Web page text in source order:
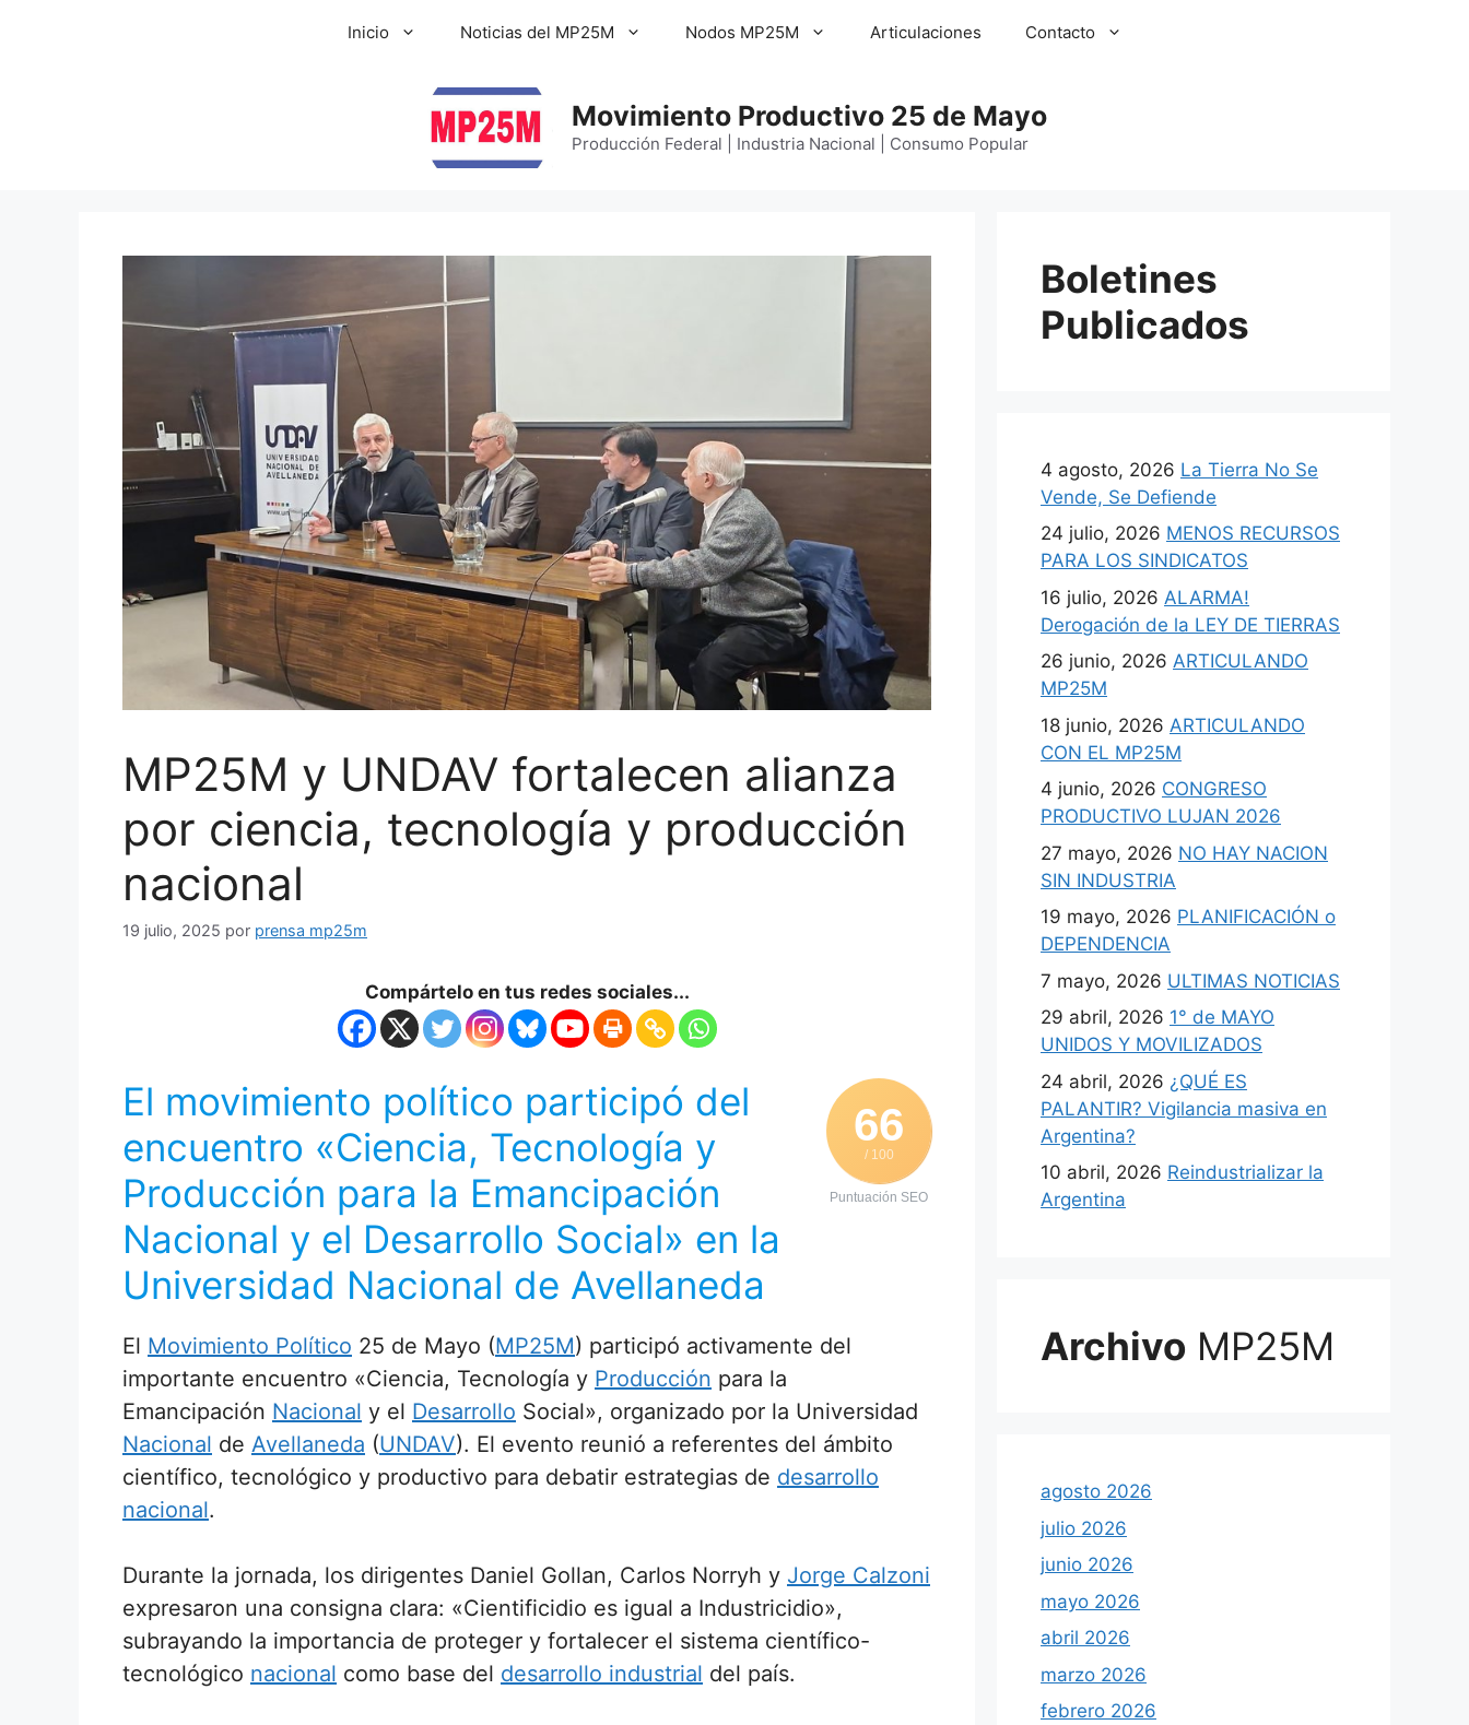
Inicio Noticias del MP25M Nodos MP25M Articulaciones Contacto
Movimiento Productivo 25 de Mayo
Producción Federal | Industria Nacional | Consumo Popular
MP25M y UNDAV fortalecen alianza
por ciencia, tecnología y producción
nacional
19 julio, 2025 por prensa mp25m
Compártelo en tus redes sociales...
66
/ 100
Puntuación SEO
El movimiento político participó del
encuentro «Ciencia, Tecnología y
Producción para la Emancipación
Nacional y el Desarrollo Social» en la
Universidad Nacional de Avellaneda
El Movimiento Político 25 de Mayo (MP25M) participó activamente del
importante encuentro «Ciencia, Tecnología y Producción para la
Emancipación Nacional y el Desarrollo Social», organizado por la Universidad
Nacional de Avellaneda (UNDAV). El evento reunió a referentes del ámbito
científico, tecnológico y productivo para debatir estrategias de desarrollo
nacional.
Durante la jornada, los dirigentes Daniel Gollan, Carlos Norryh y Jorge Calzoni
expresaron una consigna clara: «Cientificidio es igual a Industricidio»,
subrayando la importancia de proteger y fortalecer el sistema científico-
tecnológico nacional como base del desarrollo industrial del país.
Boletines
Publicados
4 agosto, 2026 La Tierra No Se
Vende, Se Defiende
24 julio, 2026 MENOS RECURSOS
PARA LOS SINDICATOS
16 julio, 2026 ALARMA!
Derogación de la LEY DE TIERRAS
26 junio, 2026 ARTICULANDO
MP25M
18 junio, 2026 ARTICULANDO
CON EL MP25M
4 junio, 2026 CONGRESO
PRODUCTIVO LUJAN 2026
27 mayo, 2026 NO HAY NACION
SIN INDUSTRIA
19 mayo, 2026 PLANIFICACIÓN o
DEPENDENCIA
7 mayo, 2026 ULTIMAS NOTICIAS
29 abril, 2026 1° de MAYO
UNIDOS Y MOVILIZADOS
24 abril, 2026 ¿QUÉ ES
PALANTIR? Vigilancia masiva en
Argentina?
10 abril, 2026 Reindustrializar la
Argentina
Archivo MP25M
agosto 2026
julio 2026
junio 2026
mayo 2026
abril 2026
marzo 2026
febrero 2026